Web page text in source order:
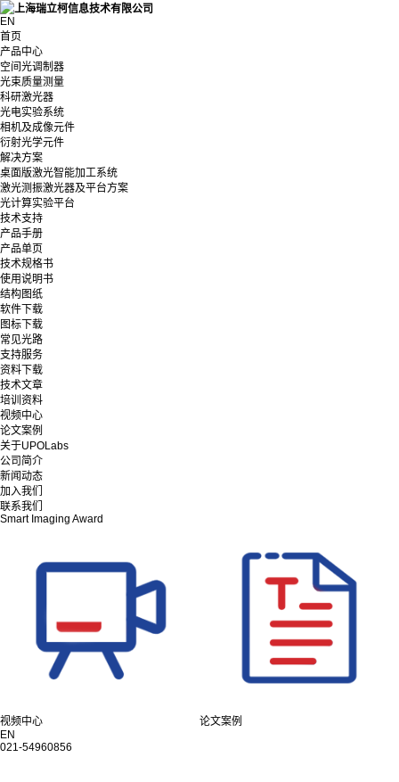
EN
首页
产品中心
空间光调制器
光束质量测量
科研激光器
光电实验系统
相机及成像元件
衍射光学元件
解决方案
桌面版激光智能加工系统
激光测振激光器及平台方案
光计算实验平台
技术支持
产品手册
产品单页
技术规格书
使用说明书
结构图纸
软件下载
图标下载
常见光路
支持服务
资料下载
技术文章
培训资料
视频中心
论文案例
关于UPOLabs
公司简介
新闻动态
加入我们
联系我们
Smart Imaging Award
视频中心
论文案例
EN
021-54960856